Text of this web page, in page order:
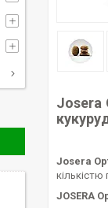
Josera
Josera
кількістю
JOSERA